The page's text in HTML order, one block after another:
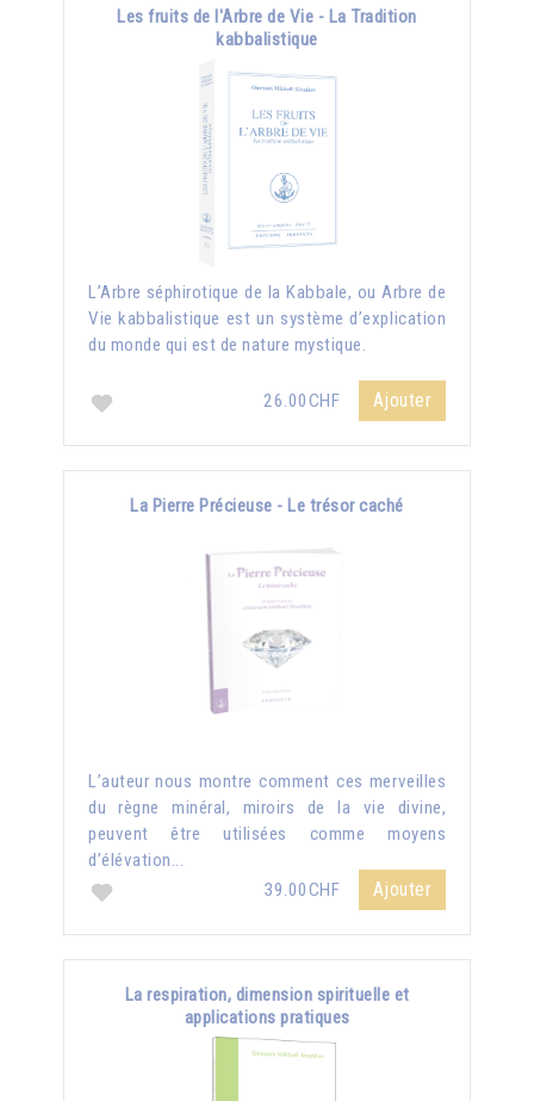
Les fruits de l'Arbre de Vie - La Tradition
kabbalistique
L’Arbre séphirotique de la Kabbale, ou Arbre de
Vie kabbalistique est un système d’explication
du monde qui est de nature mystique.
26.00CHF Ajouter
La Pierre Précieuse - Le trésor caché
L’auteur nous montre comment ces merveilles
du règne minéral, miroirs de la vie divine,
peuvent être utilisées comme moyens
d’élévation...
39.00CHF
Ajouter
La respiration, dimension spirituelle et
applications pratiques